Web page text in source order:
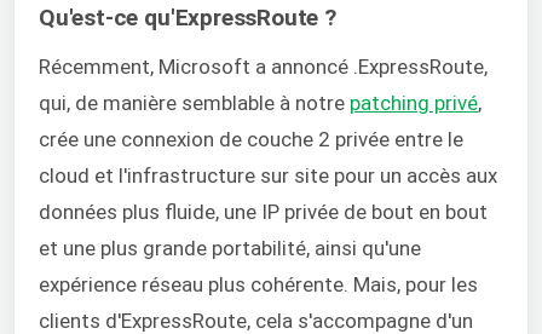
Qu'est-ce qu'ExpressRoute ?
Récemment, Microsoft a annoncé .ExpressRoute,
qui, de manière semblable à notre patching privé,
crée une connexion de couche 2 privée entre le
cloud et l'infrastructure sur site pour un accès aux
données plus fluide, une IP privée de bout en bout
et une plus grande portabilité, ainsi qu'une
expérience réseau plus cohérente. Mais, pour les
clients d'ExpressRoute, cela s'accompagne d'un